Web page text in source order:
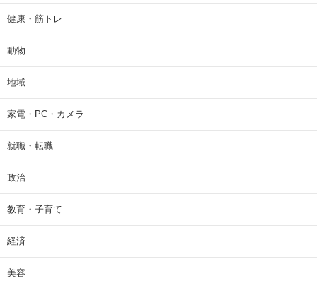
健康・筋トレ
動物
地域
家電・PC・カメラ
就職・転職
政治
教育・子育て
経済
美容